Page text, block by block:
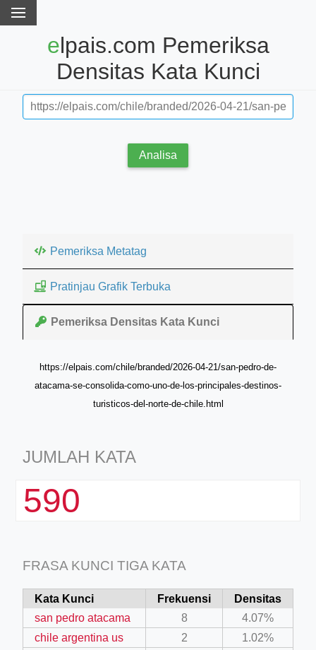
elpais.com Pemeriksa
Densitas Kata Kunci
Analisa
Pemeriksa Metatag
Pratinjau Grafik Terbuka
Pemeriksa Densitas Kata Kunci
https://elpais.com/chile/branded/2026-04-21/san-pedro-de-
atacama-se-consolida-como-uno-de-los-principales-destinos-
turisticos-del-norte-de-chile.html
JUMLAH KATA
590
FRASA KUNCI TIGA KATA
Kata Kunci Frekuensi
Densitas
san pedro atacama
8
4.07%
chile argentina us
2
1.02%